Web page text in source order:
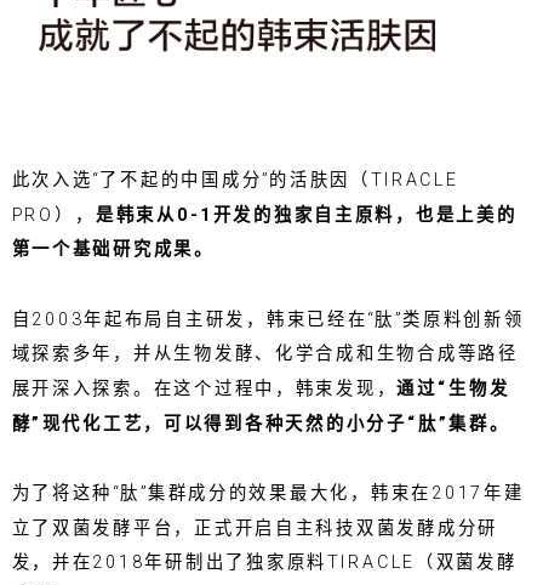
此次入选“了不起的中国成分”的活肤因（TIRACLE
PRO）， 是韩束从0-1开发的独家自主原料，也是上美的
第一个基础研究成果。
自2003年起布局自主研发，韩束已经在“肽”类原料创新领
域探索多年，并从生物发酵、化学合成和生物合成等路径
展开深入探索。在这个过程中，韩束发现，通过“生物发
酵”现代化工艺，可以得到各种天然的小分子“肽”集群。
为了将这种“肽”集群成分的效果最大化，韩束在2017年建
立了双菌发酵平台，正式开启自主科技双菌发酵成分研
发，并在2018年研制出了独家原料TIRACLE（双菌发酵